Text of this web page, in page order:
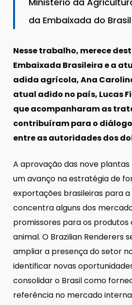
da Embaixada do
Nesse trabalho, merece
Embaixada Brasileira e a
adida agrícola, Ana
atual adido no país, Lucas
que acompanharam as
contribuíram para o
entre as autoridades dos
A aprovação das nove
um avanço na estratégia de
exportações brasileiras para a
concentra alguns dos
promissores para os
animal. O Brazilian Renderers
ampliar a presença do setor
identificar novas
consolidar o Brasil como
referência no mercado